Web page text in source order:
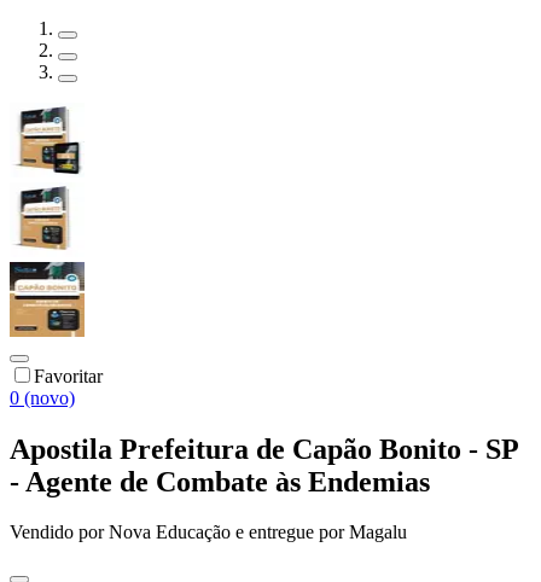
Favoritar
0 (novo)
Apostila Prefeitura de Capão Bonito - SP
- Agente de Combate às Endemias
Vendido porNova Educação e entregue por Magalu